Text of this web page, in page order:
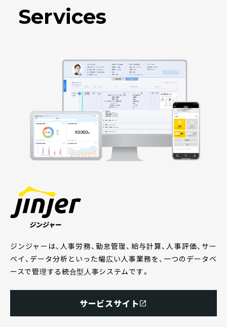
Services
ジンジャーは、人事労務、勤怠管理、給与計算、人事評価、サー
ベイ、データ分析といった幅広い人事業務を、一つのデータベ
ースで管理する統合型人事システムです。
サービスサイト